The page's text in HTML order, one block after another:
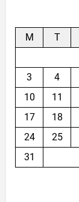
M T
3
4
10
11
17
18
24
25
31